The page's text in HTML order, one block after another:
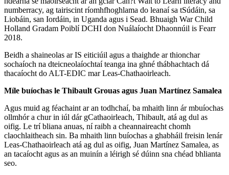
numberracy, ag tairiscint ríomhfhoghlama do leanaí sa tSúdáin, sa
Liobáin, san Iordáin, in Uganda agus i Sead. Bhuaigh War Child
Holland Gradam Poiblí DCHI don Nuálaíocht Dhaonnúil is Fearr
2018.
Beidh a shaineolas ar IS eiticiúil agus a thaighde ar thionchar
sochaíoch na dteicneolaíochtaí teanga ina ghné thábhachtach dá
thacaíocht do ALT-EDIC mar Leas-Chathaoirleach.
Míle buíochas le Thibault Grouas agus Juan Martínez Samalea
Agus muid ag féachaint ar an todhchaí, ba mhaith linn ár mbuíochas
ollmhór a chur in iúl dár gCathaoirleach, Thibault, atá ag dul as
oifig. Le trí bliana anuas, ní raibh a cheannaireacht chomh
claochlaitheach sin. Ba mhaith linn buíochas a ghabháil freisin lenár
Leas-Chathaoirleach atá ag dul as oifig, Juan Martínez Samalea, as
an tacaíocht agus as an muinín a léirigh sé dúinn sna chéad bhlianta
seo.